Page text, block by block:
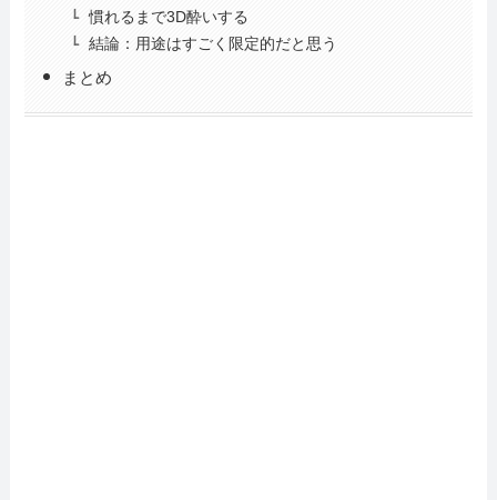
慣れるまで3D酔いする
結論：用途はすごく限定的だと思う
まとめ